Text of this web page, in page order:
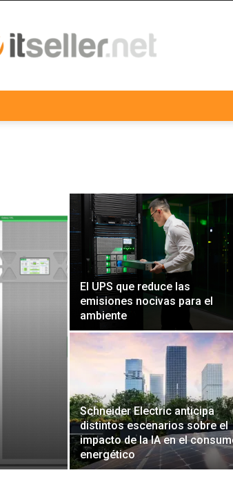
Centroamérica
El UPS que reduce las
emisiones nocivas para el
ambiente
Schneider Electric anticipa
distintos escenarios sobre el
impacto de la IA en el
energético